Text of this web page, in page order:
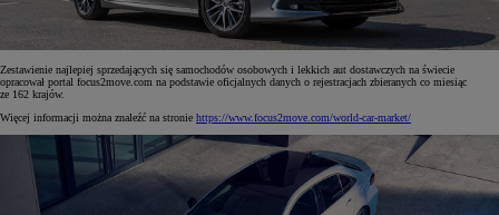
Zestawienie najlepiej sprzedających się samochodów osobowych i lekkich aut dostawczych na świecie
opracował portal focus2move.com na podstawie oficjalnych danych o rejestracjach zbieranych co miesiąc
ze 162 krajów.
Więcej informacji można znaleźć na stronie https://www.focus2move.com/world-car-market/